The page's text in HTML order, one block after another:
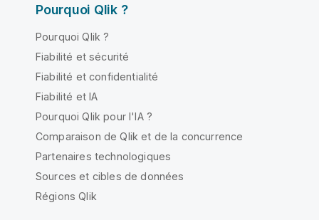
Pourquoi Qlik ?
Pourquoi Qlik ?
Fiabilité et sécurité
Fiabilité et confidentialité
Fiabilité et IA
Pourquoi Qlik pour l'IA ?
Comparaison de Qlik et de la concurrence
Partenaires technologiques
Sources et cibles de données
Régions Qlik